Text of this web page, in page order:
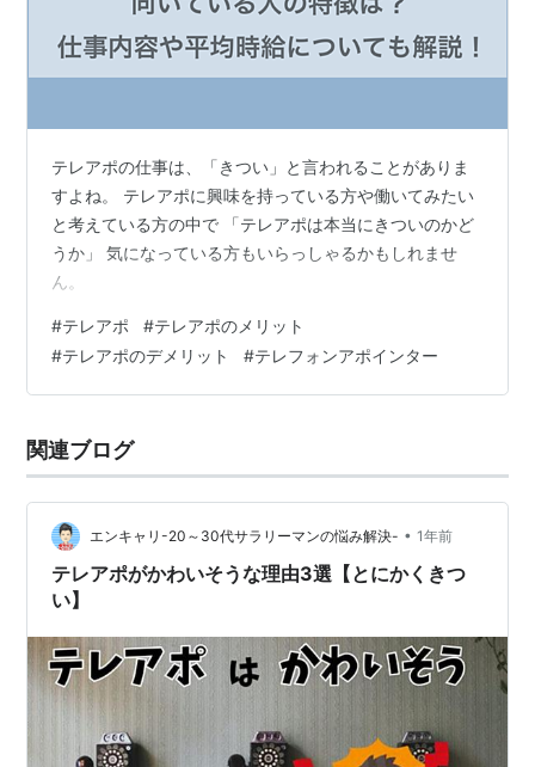
テレアポの仕事は、「きつい」と言われることがありま
すよね。 テレアポに興味を持っている方や働いてみたい
と考えている方の中で 「テレアポは本当にきついのかど
うか」 気になっている方もいらっしゃるかもしれませ
ん。
#テレアポ #テレアポのメリット
#テレアポのデメリット #テレフォンアポインター
関連ブログ
エンキャリ-20～30代サラリーマンの悩み解決- • 1年前
テレアポがかわいそうな理由3選【とにかくきつ
い】